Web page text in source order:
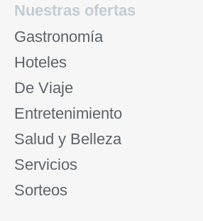
Nuestras ofertas
Gastronomía
Hoteles
De Viaje
Entretenimiento
Salud y Belleza
Servicios
Sorteos